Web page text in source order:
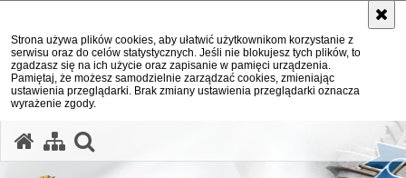
Strona używa plików cookies, aby ułatwić użytkownikom korzystanie z
serwisu oraz do celów statystycznych. Jeśli nie blokujesz tych plików, to
zgadzasz się na ich użycie oraz zapisanie w pamięci urządzenia.
Pamiętaj, że możesz samodzielnie zarządzać cookies, zmieniając
ustawienia przeglądarki. Brak zmiany ustawienia przeglądarki oznacza
wyrażenie zgody.